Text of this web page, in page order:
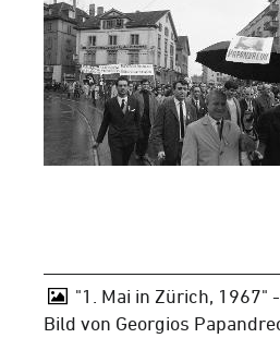
"1. Mai in Zürich, 1967"
Bild von Georgios